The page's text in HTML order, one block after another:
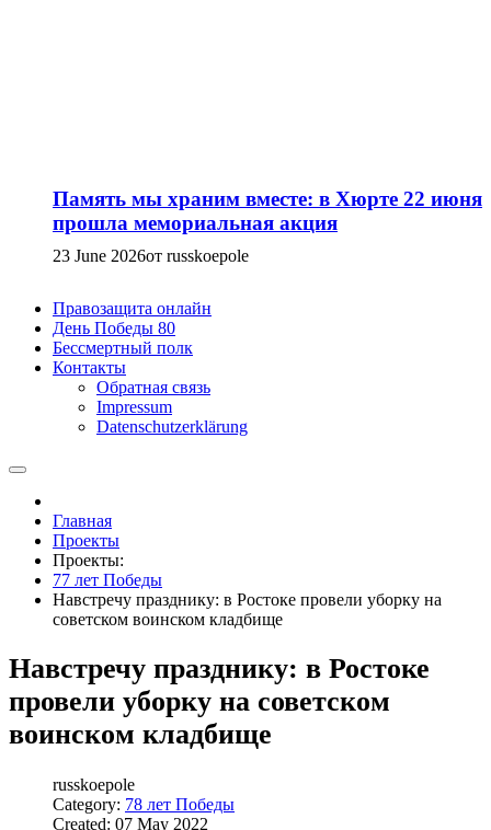
Память мы храним вместе: в Хюрте 22 июня
прошла мемориальная акция
23 June 2026от russkoepole
Правозащита онлайн
День Победы 80
Бессмертный полк
Контакты
Обратная связь
Impressum
Datenschutzerklärung
Главная
Проекты
Проекты:
77 лет Победы
Навстречу празднику: в Ростоке провели уборку на
советском воинском кладбище
Навстречу празднику: в Ростоке
провели уборку на советском
воинском кладбище
russkoepole
Category: 78 лет Победы
Created: 07 May 2022